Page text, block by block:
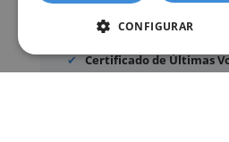
Apostilla de La Haya
de
Legalizaciónde certificados
Certificado de Últimas
CONFIGURAR